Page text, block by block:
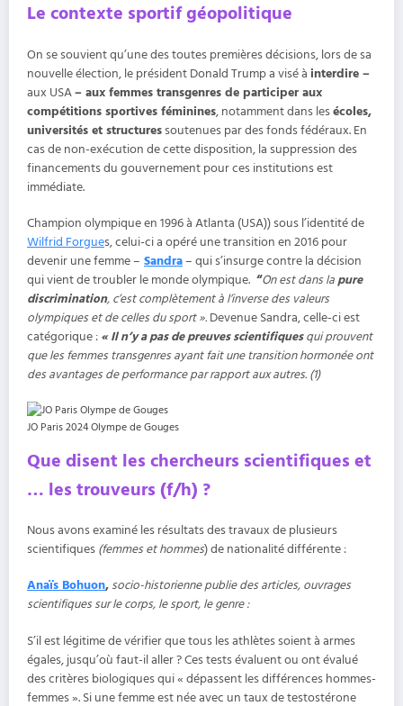
Le contexte sportif géopolitique
On se souvient qu’une des toutes premières décisions, lors de sa
nouvelle élection, le président Donald Trump a visé à interdire –
aux USA– aux femmes transgenres de participer aux
compétitions sportives féminines, notamment dans lesécoles,
universités et structuressoutenues par des fonds fédéraux. En
cas de non-exécution de cette disposition, la suppression des
financements du gouvernement pour ces institutions est
immédiate.
Champion olympique en 1996 à Atlanta (USA)) sous l’identité de
Wilfrid Forgues, celui-ci a opéré une transition en 2016 pour
devenir une femme – Sandra– qui s’insurge contre la décision
qui vient de troubler le monde olympique. “On est dans lapure
discrimination, c’est complètement à l’inverse des valeurs
olympiques et de celles du sport ». Devenue Sandra, celle-ci est
catégorique : « Il n’y a pas de preuves scientifiquesqui prouvent
que les femmes transgenres ayant fait une transition hormonée ont
des avantages de performance par rapport aux autres. (1)
JO Paris 2024 Olympe de Gouges
Que disent les chercheurs scientifiques et
… les trouveurs (f/h) ?
Nous avons examiné les résultats des travaux de plusieurs
scientifiques (femmes et hommes) de nationalité différente :
Anaïs Bohuon, socio-historienne publie des articles, ouvrages
scientifiques sur le corps, le sport, le genre :
S’il est légitime de vérifier que tous les athlètes soient à armes
égales, jusqu’où faut-il aller ? Ces tests évaluent ou ont évalué
des critères biologiques qui « dépassent les différences hommes-
femmes ». Si une femme est née avec un taux de testostérone